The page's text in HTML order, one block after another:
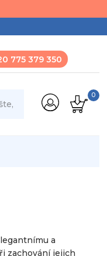
775 379 350
0
a
zachování jejich